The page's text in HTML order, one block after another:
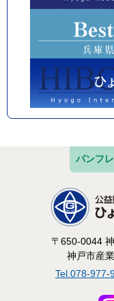
パンフ
〒650-0044
神戸市産
Tel.078-977-